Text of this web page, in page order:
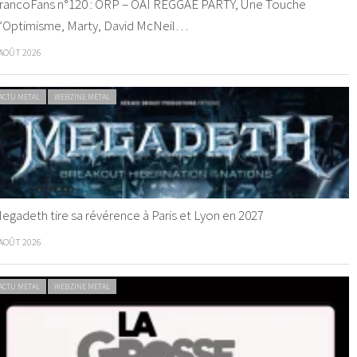
n°120 : ORP – OAI REGGAE PARTY, Une Touche
Marty, David McNeil…
2026
METAL WEBZINE METAL
tire sa révérence à Paris et Lyon en 2027
2026
METAL WEBZINE METAL